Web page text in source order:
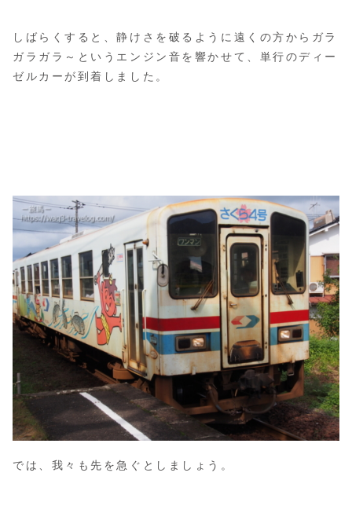
しばらくすると、静けさを破るように遠くの方からガラ
ガラガラ～というエンジン音を響かせて、単行のディー
ゼルカーが到着しました。
では、我々も先を急ぐとしましょう。